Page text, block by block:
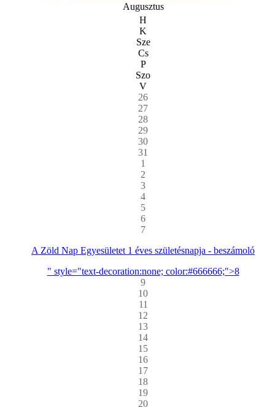
Augusztus
H
K
Sze
Cs
P
Szo
V
26
27
28
29
30
31
1
2
3
4
5
6
7
A Zöld Nap Egyesületet 1 éves születésnapja - beszámoló
" style="text-decoration:none; color:#666666;">8
9
10
11
12
13
14
15
16
17
18
19
20